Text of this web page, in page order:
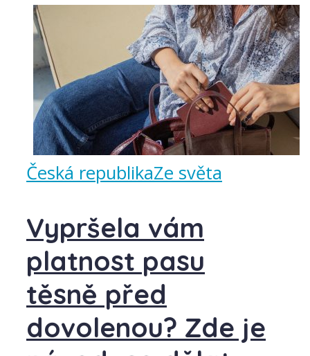
Česká republikaZe světa
Vypršela vám
platnost pasu
těsně před
dovolenou? Zde je